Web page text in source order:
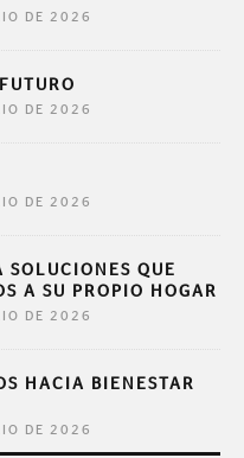
DE 2026
DE 2026
DE 2026
SOLUCIONES QUE
A SU PROPIO HOGAR
DE 2026
HACIA BIENESTAR
DE 2026